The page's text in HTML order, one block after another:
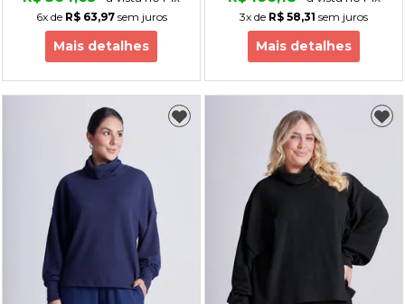
6xde R$ 63,97sem juros
Mais detalhes
3x de R$ 58,31 sem juros
Mais detalhes